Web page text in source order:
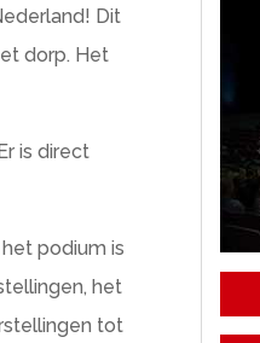
Dit
dorp. Het
is direct
podium is
het
tot